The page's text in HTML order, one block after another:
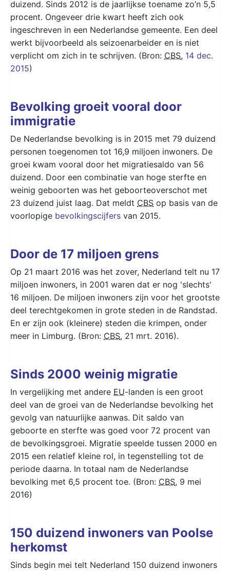
duizend. Sinds 2012 is de jaarlijkse toename zo’n 5,5
procent. Ongeveer drie kwart heeft zich ook
ingeschreven in een Nederlandse gemeente. Een deel
werkt bijvoorbeeld als seizoenarbeider en is niet
verplicht om zich in te schrijven. (Bron: CBS, 14 dec.
2015)
Bevolking groeit vooral door
immigratie
De Nederlandse bevolking is in 2015 met 79 duizend
personen toegenomen tot 16,9 miljoen inwoners. De
groei kwam vooral door het migratiesaldo van 56
duizend. Door een combinatie van hoge sterfte en
weinig geboorten was het geboorteoverschot met
23 duizend juist laag. Dat meldt CBS op basis van de
voorlopige bevolkingscijfers van 2015.
Door de 17 miljoen grens
Op 21 maart 2016 was het zover, Nederland telt nu 17
miljoen inwoners, in 2001 waren dat er nog 'slechts'
16 miljoen. De miljoen inwoners zijn voor het grootste
deel terechtgekomen in grote steden in de Randstad.
En er zijn ook (kleinere) steden die krimpen, onder
meer in Limburg. (Bron: CBS, 21 mrt. 2016).
Sinds 2000 weinig migratie
In vergelijking met andere EU-landen is een groot
deel van de groei van de Nederlandse bevolking het
gevolg van natuurlijke aanwas. Dit saldo van
geboorte en sterfte was goed voor 72 procent van
de bevolkingsgroei. Migratie speelde tussen 2000 en
2015 een relatief kleine rol, in tegenstelling tot de
periode daarna. In totaal nam de Nederlandse
bevolking met 6,5 procent toe. (Bron: CBS, 9 mei
2016)
150 duizend inwoners van Poolse
herkomst
Sinds begin mei telt Nederland 150 duizend inwoners